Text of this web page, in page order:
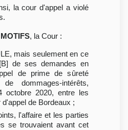
la cour d'appel a violé
, la Cour :
mais seulement en ce
de ses demandes en
de prime de sûreté
dommages-intérêts,
octobre 2020, entre les
de Bordeaux ;
l'affaire et les parties
se trouvaient avant cet